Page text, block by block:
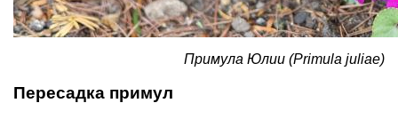
Примула Юлии (Primula juliae)
Пересадка примул